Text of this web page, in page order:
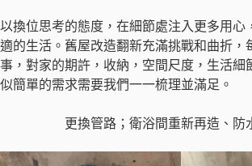
以換位思考的態度，在細節處注入更多用心
適的生活。舊屋改造翻新充滿挑戰和曲折，
事，對家的期許，收納，空間尺度，生活細
似簡單的需求需要我們一一梳理並滿足。
更換管路；衛浴間重新再造、防